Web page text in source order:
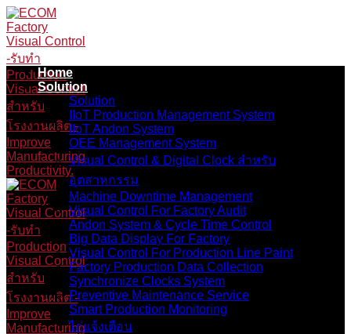
Skip
to
content
Home
Solution
Solution
IIoT Production Management System
IIoT Andon System
OEE Management System
Visual Control & Digital Clock สำหรับ
อุตสาหกรรม
Machine Downtime Management
Visual Control For Factory Audit
Andon System & Cycle Time Control
Big Data Display For Factory
Visual Control For Production Line Paint
Factory Production Data Collection
Synchronize Clocks System
Preventive Maintenance Service
Smart Production Monitoring
ไก่แจ้งเตือน